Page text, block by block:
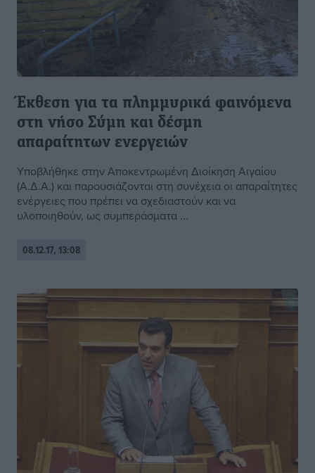
Έκθεση για τα πλημμυρικά φαινόμενα
στη νήσο Σύμη και δέσμη
απαραίτητων ενεργειών
Υποβλήθηκε στην Αποκεντρωμένη Διοίκηση Αιγαίου
(Α.Δ.Α.) και παρουσιάζονται στη συνέχεια οι απαραίτητες
ενέργειες που πρέπει να σχεδιαστούν και να
υλοποιηθούν, ως συμπεράσματα ...
08.12.17, 13:08